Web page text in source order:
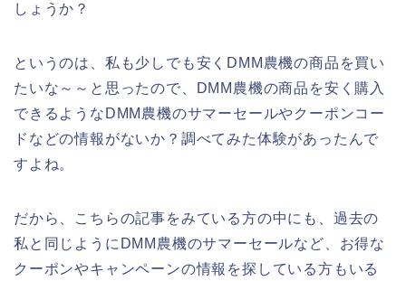
しょうか？
というのは、私も少しでも安くDMM農機の商品を買い
たいな～～と思ったので、DMM農機の商品を安く購入
できるようなDMM農機のサマーセールやクーポンコー
ドなどの情報がないか？調べてみた体験があったんで
すよね。
だから、こちらの記事をみている方の中にも、過去の
私と同じようにDMM農機のサマーセールなど、お得な
クーポンやキャンペーンの情報を探している方もいる